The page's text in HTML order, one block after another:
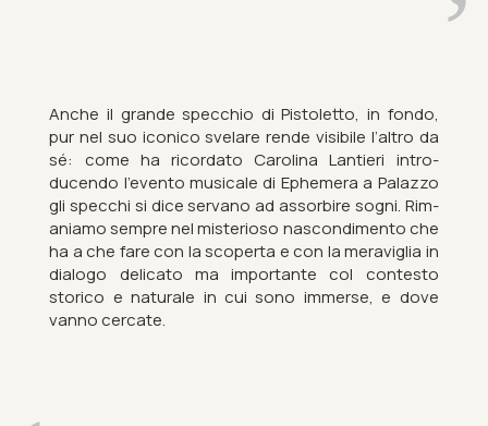
Anche il grande spec­chio di Pis­to­letto, in fondo,
pur nel suo iconico svelare rende vis­ibile l’altro da
sé: come ha ri­cord­ato Car­o­lina Lantieri in­tro­
ducendo l’evento mu­sicale di Eph­em­era a Palazzo
gli spec­chi si dice ser­vano ad as­sor­bire sogni. Rim­
aniamo sempre nel mis­terioso nas­con­di­mento che
ha a che fare con la scoperta e con la merav­iglia in
dia­logo del­ic­ato ma im­port­ante col con­testo
storico e nat­urale in cui sono im­merse, e dove
vanno cer­cate.